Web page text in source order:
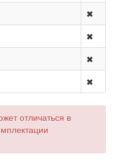
✖
✖
✖
✖
отличаться в